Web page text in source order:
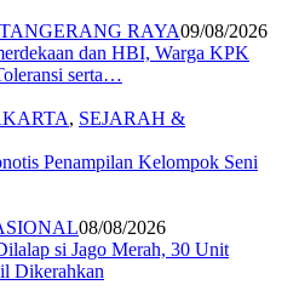
TANGERANG RAYA09/08/2026
dan HBI, Warga KPK
serta…
, SEJARAH &
Penampilan Kelompok Seni
08/08/2026
si Jago Merah, 30 Unit
Dikerahkan